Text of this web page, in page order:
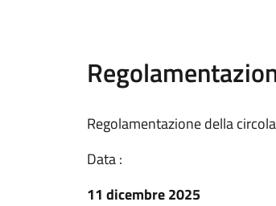
Regolamentazione della
Data :
11 dicembre 2025